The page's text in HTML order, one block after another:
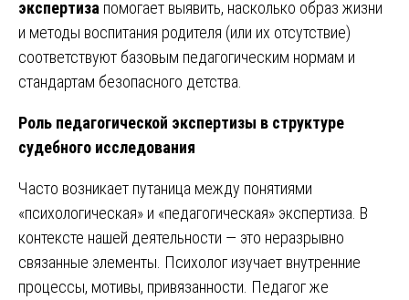
экспертиза помогает выявить, насколько образ жизни
и методы воспитания родителя (или их отсутствие)
соответствуют базовым педагогическим нормам и
стандартам безопасного детства.
Роль педагогической экспертизы в структуре
судебного исследования
Часто возникает путаница между понятиями
«психологическая» и «педагогическая» экспертиза. В
контексте нашей деятельности — это неразрывно
связанные элементы. Психолог изучает внутренние
процессы, мотивы, привязанности. Педагог же